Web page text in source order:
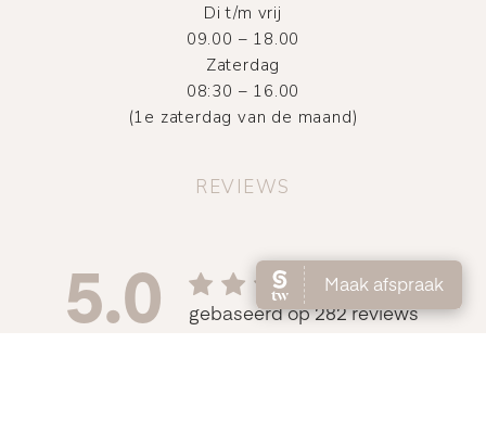
Di t/m vrij
09.00 – 18.00
Zaterdag
08:30 – 16.00
(1e zaterdag van de maand)
REVIEWS